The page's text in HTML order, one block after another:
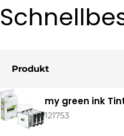
Ihr
Warenkorb
Produkt
my green ink
121753